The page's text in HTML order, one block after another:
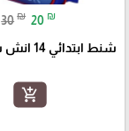
30 ₪ 20 ₪
شنط ابتدائي 14 انش سبايدر مان
add_shopping_cart